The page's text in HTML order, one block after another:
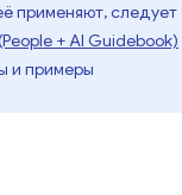
применяют, следует
+ AI Guidebook)
и примеры